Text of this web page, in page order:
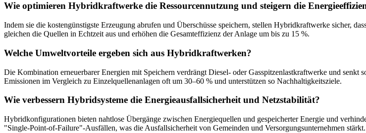
Wie optimieren Hybridkraftwerke die Ressourcennutzung und steigern die
Indem sie die kostengünstigste Erzeugung abrufen und Überschüsse speichern, stellen Hybridkraftwerke sicher,
gleichen die Quellen in Echtzeit aus und erhöhen die Gesamteffizienz der Anlage um bis zu 15 %.
Welche Umweltvorteile ergeben sich aus Hybridkraftwerken?
Die Kombination erneuerbarer Energien mit Speichern verdrängt Diesel- oder Gasspitzenlastkraftwerke und senkt
Emissionen im Vergleich zu Einzelquellenanlagen oft um 30–60 % und unterstützen so Nachhaltigkeitsziele.
Wie verbessern Hybridsysteme die Energieausfallsicherheit und Netzstabilität?
Hybridkonfigurationen bieten nahtlose Übergänge zwischen Energiequellen und gespeicherter Energie und
"Single-Point-of-Failure"-Ausfällen, was die Ausfallsicherheit von Gemeinden und Versorgungsunternehmen stärkt.